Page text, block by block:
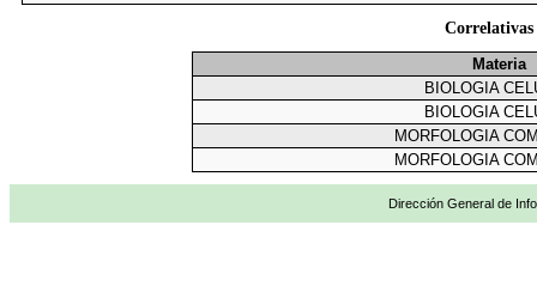
Materia
BIOLOGIA
BIOLOGIA
MORFOLOGIA
MORFOLOGIA
Dirección General de